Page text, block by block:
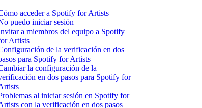
acceder a Spotify for Artists
puedo iniciar sesión
a miembros del equipo a Spotify
Artists
de la verificación en dos
para Spotify for Artists
la configuración de la
en dos pasos para Spotify for
al iniciar sesión en Spotify for
con la verificación en dos pasos